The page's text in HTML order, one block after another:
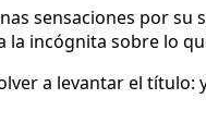
sensaciones por
la incógnita sobre lo
a levantar el título: